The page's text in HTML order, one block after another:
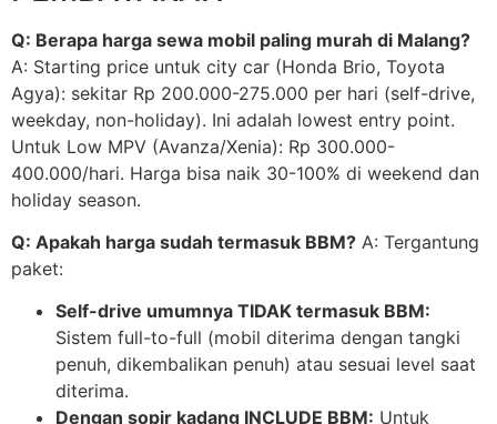
Q: Berapa harga sewa mobil paling murah di Malang?
A: Starting price untuk city car (Honda Brio, Toyota
Agya): sekitar Rp 200.000-275.000 per hari (self-drive,
weekday, non-holiday). Ini adalah lowest entry point.
Untuk Low MPV (Avanza/Xenia): Rp 300.000-
400.000/hari. Harga bisa naik 30-100% di weekend dan
holiday season.
Q: Apakah harga sudah termasuk BBM? A: Tergantung
paket:
Self-drive umumnya TIDAK termasuk BBM:
Sistem full-to-full (mobil diterima dengan tangki
penuh, dikembalikan penuh) atau sesuai level saat
diterima.
Dengan sopir kadang INCLUDE BBM: Untuk